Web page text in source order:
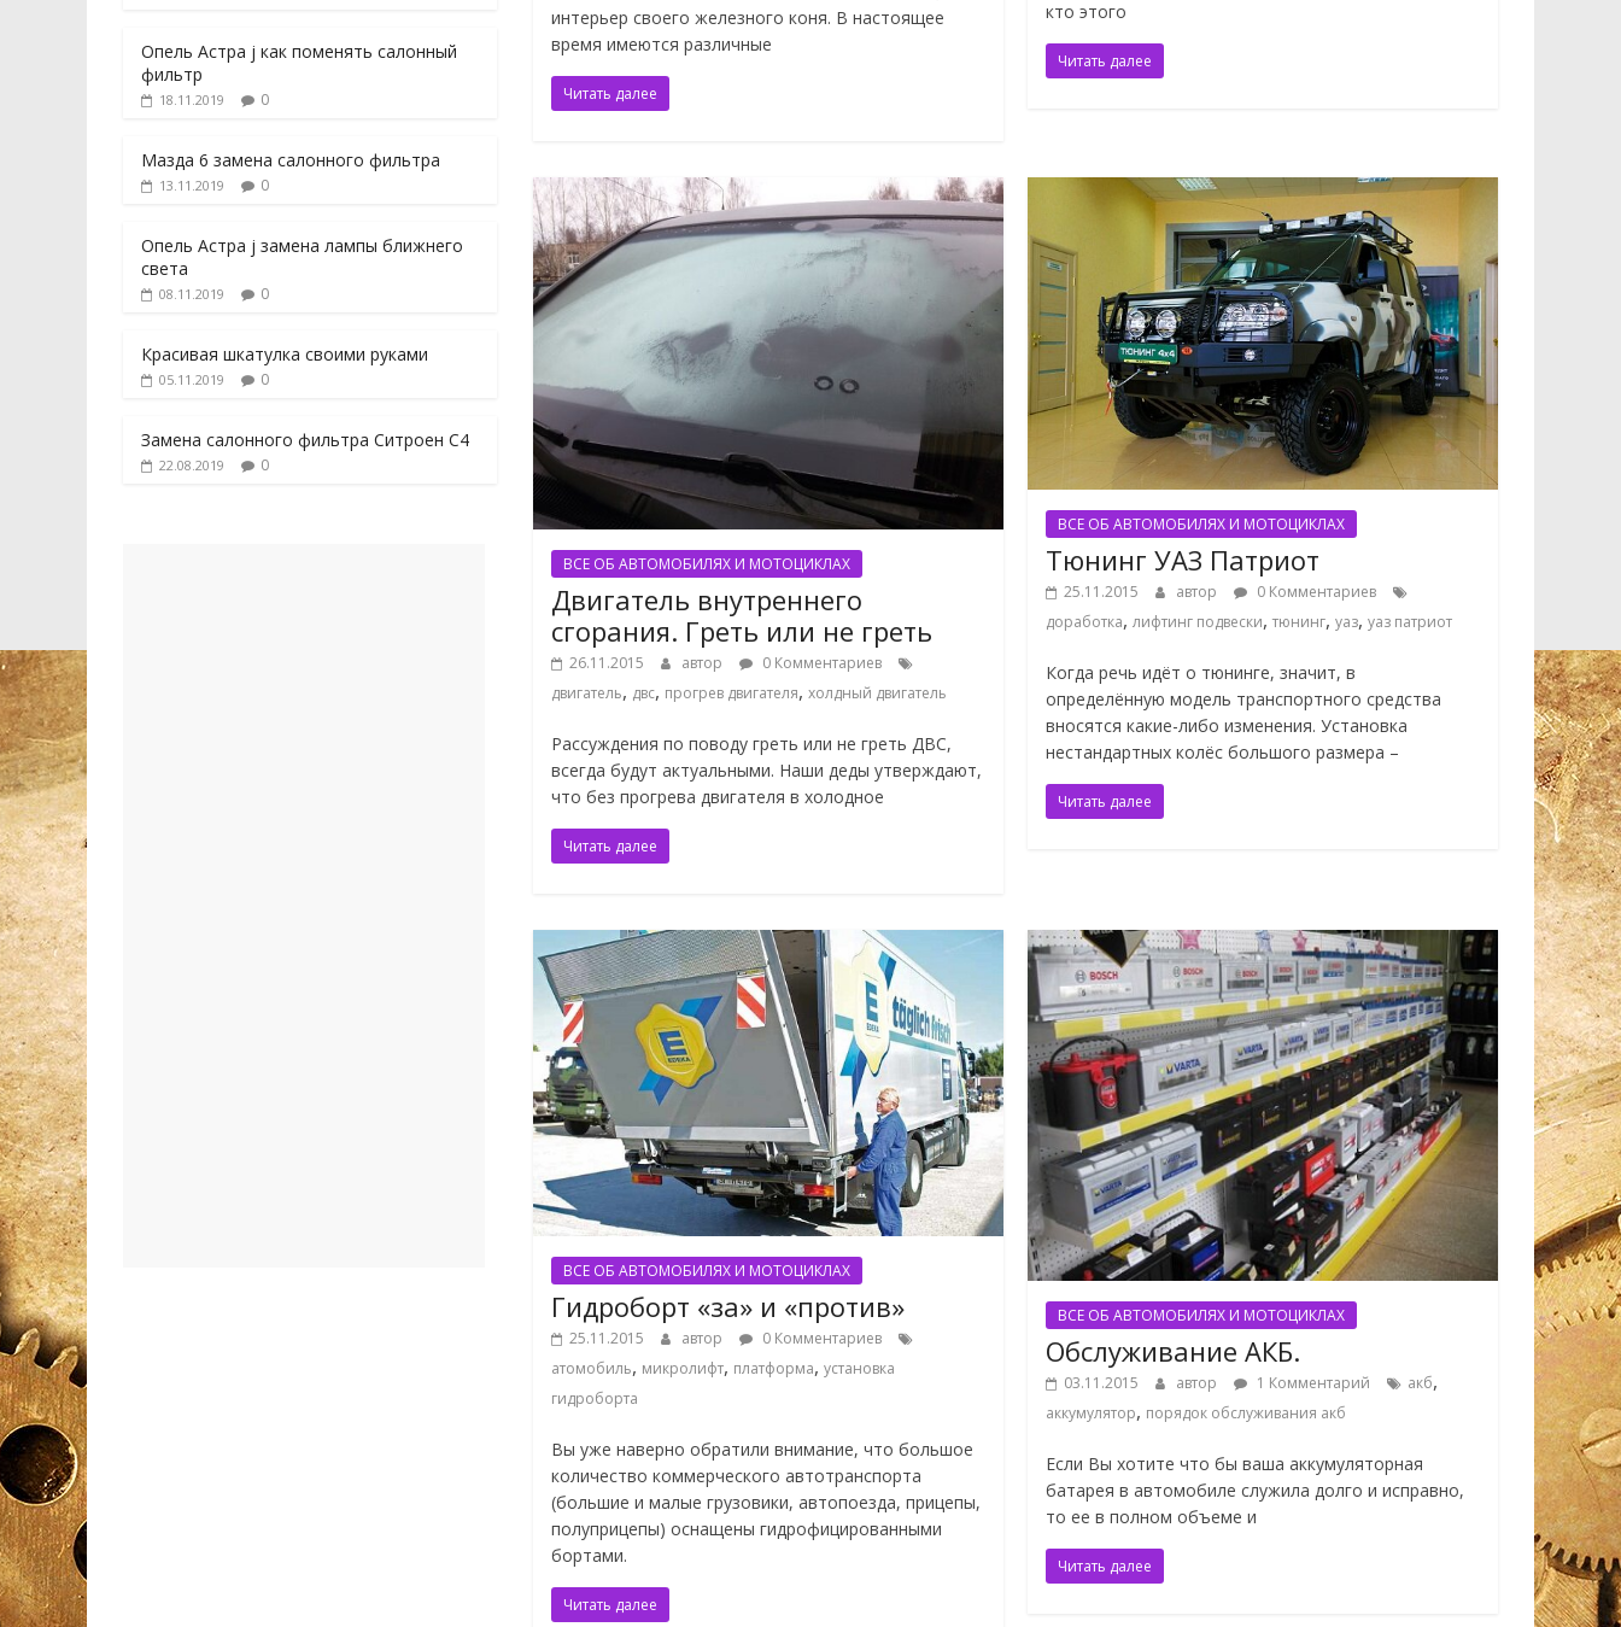
интерьер своего железного коня. В настоящее
время имеются различные
Читать далее
кто этого
Читать далее
ВСЕ ОБ АВТОМОБИЛЯХ И МОТОЦИКЛАХ
Двигатель внутреннего
сгорания. Греть или не греть
26.11.2015 автор
0 Комментариев
двигатель, двс, прогрев двигателя, холдный двигатель
Рассуждения по поводу греть или не греть ДВС,
всегда будут актуальными. Наши деды утверждают,
что без прогрева двигателя в холодное
Читать далее
ВСЕ ОБ АВТОМОБИЛЯХ И МОТОЦИКЛАХ
Тюнинг УАЗ Патриот
25.11.2015 автор
0 Комментариев
доработка,лифтинг подвески,тюнинг,уаз,уаз патриот
Когда речь идёт о тюнинге, значит, в
определённую модель транспортного средства
вносятся какие-либо изменения. Установка
нестандартных колёс большого размера –
Читать далее
ВСЕ ОБ АВТОМОБИЛЯХ И МОТОЦИКЛАХ
Гидроборт «за» и «против»
25.11.2015 автор
0 Комментариев
атомобиль, микролифт, платформа, установка
гидроборта
Вы уже наверно обратили внимание, что большое
количество коммерческого автотранспорта
(большие и малые грузовики, автопоезда, прицепы,
полуприцепы) оснащены гидрофицированными
бортами.
Читать далее
ВСЕ ОБ АВТОМОБИЛЯХ И МОТОЦИКЛАХ
Обслуживание АКБ.
03.11.2015 автор 1 Комментарий акб,
аккумулятор, порядок обслуживания акб
Если Вы хотите что бы ваша аккумуляторная
батарея в автомобиле служила долго и исправно,
то ее в полном объеме и
Читать далее
Опель Астра j как поменять салонный
фильтр
18.11.2019 0
Мазда 6 замена салонного фильтра
13.11.2019 0
Опель Астра j замена лампы ближнего
света
08.11.2019 0
Красивая шкатулка своими руками
05.11.2019 0
Замена салонного фильтра Ситроен С4
22.08.2019 0